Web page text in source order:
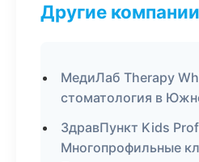
Другие компании
МедиЛаб Therapy
стоматология в
ЗдравПункт Kids
Многопрофильные